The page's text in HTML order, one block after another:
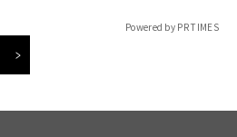
Powered by PR TIMES